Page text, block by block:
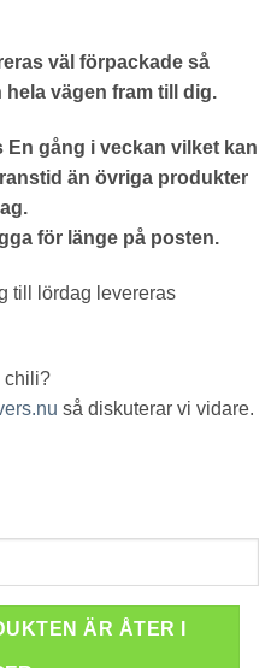
väl förpackade så
vägen fram till dig.
gång i veckan vilket kan
än övriga produkter
för länge på posten.
till lördag levereras
chili?
så diskuterar vi vidare.
ÄR ÅTER I